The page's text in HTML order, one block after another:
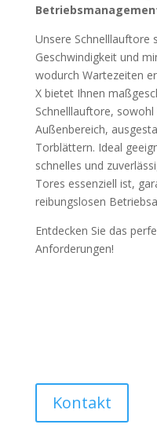
Unsere Schnelllauftore
Geschwindigkeit und
wodurch Wartezeiten
X bietet Ihnen
Schnelllauftore,
Außenbereich,
Torblättern. Ideal
schnelles und
Tores essenziell ist,
reibungslosen
Entdecken Sie das
Anforderungen!
Kontakt